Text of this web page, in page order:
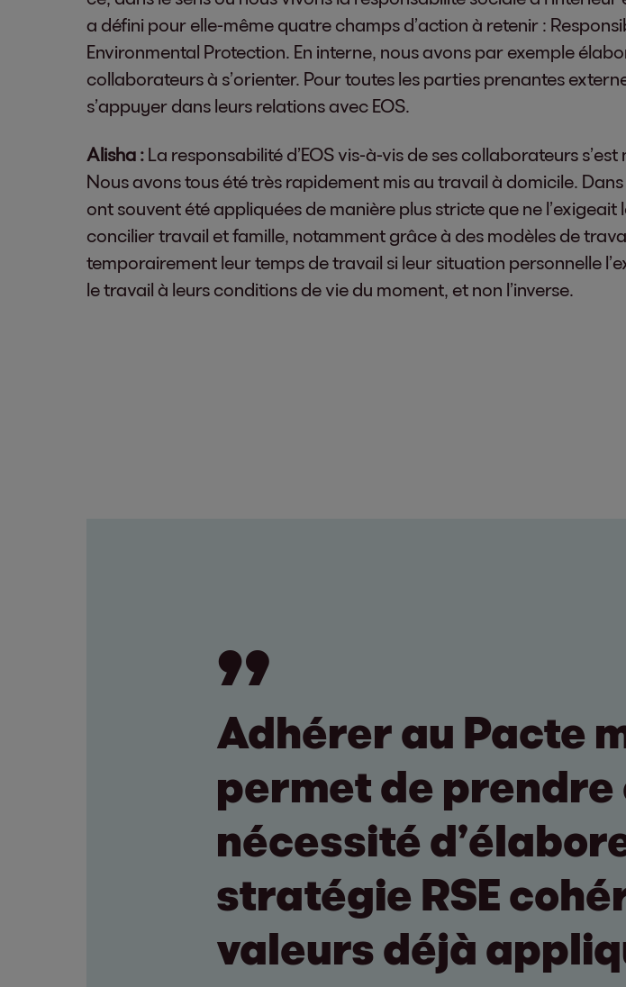
a défini pour elle-même quatre champs d’action à retenir :
Environmental Protection. En interne, nous avons par exemple
collaborateurs à s’orienter. Pour toutes les parties prenantes
s’appuyer dans leurs relations avec EOS.
Alisha : La responsabilité d’EOS vis-à-vis de ses collaborateurs
Nous avons tous été très rapidement mis au travail à domicile.
ont souvent été appliquées de manière plus stricte que ne
concilier travail et famille, notamment grâce à des modèles de
temporairement leur temps de travail si leur situation personnelle
le travail à leurs conditions de vie du moment, et non l’inverse.
Adhérer au Pacte
permet de prendre
nécessité
stratégie RSE
valeurs déjà